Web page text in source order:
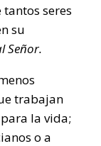
seres
su
Señor.
trabajan
la vida;
o a